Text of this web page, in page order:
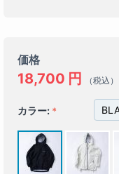
価格
18,700 円 （税込）
カラー: